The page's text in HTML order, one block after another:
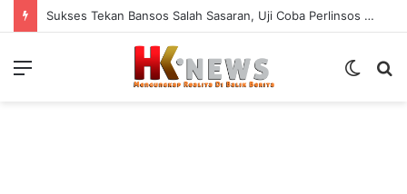
Sukses Tekan Bansos Salah Sasaran, Uji Coba Perlinsos Digital di Surabaya Hampir 100 Persen
Menu
Switch